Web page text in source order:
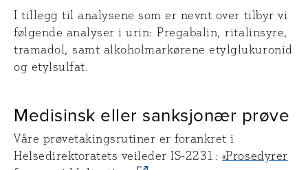
I tillegg til analysene som er nevnt over tilbyr vi
følgende analyser i urin: Pregabalin, ritalinsyre,
tramadol, samt alkoholmarkørene etylglukuronid
og etylsulfat.
Medisinsk eller sanksjonær prøve
Våre prøvetakingsrutiner er forankret i
Helsedirektoratets veileder IS-2231: «Prosedyrer